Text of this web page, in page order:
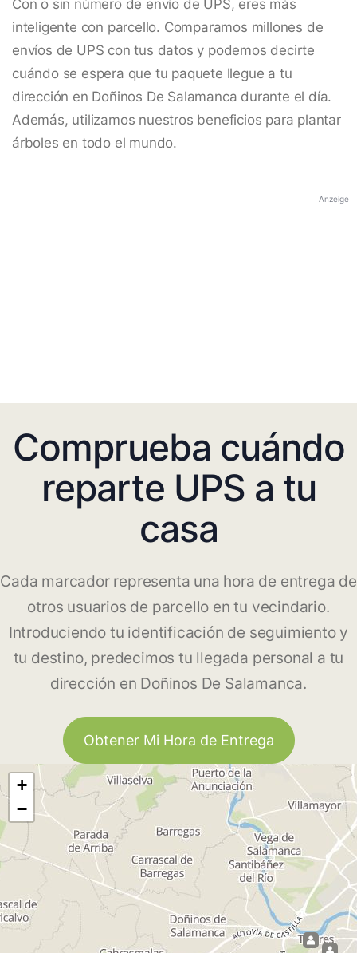
Con o sin número de envío de UPS, eres más
inteligente con parcello. Comparamos millones de
envíos de UPS con tus datos y podemos decirte
cuándo se espera que tu paquete llegue a tu
dirección en Doñinos De Salamanca durante el día.
Además, utilizamos nuestros beneficios para plantar
árboles en todo el mundo.
Anzeige
Comprueba cuándo
reparte UPS a tu
casa
Cada marcador representa una hora de entrega de
otros usuarios de parcello en tu vecindario.
Introduciendo tu identificación de seguimiento y
tu destino, predecimos tu llegada personal a tu
dirección en Doñinos De Salamanca.
Obtener Mi Hora de Entrega
+
−